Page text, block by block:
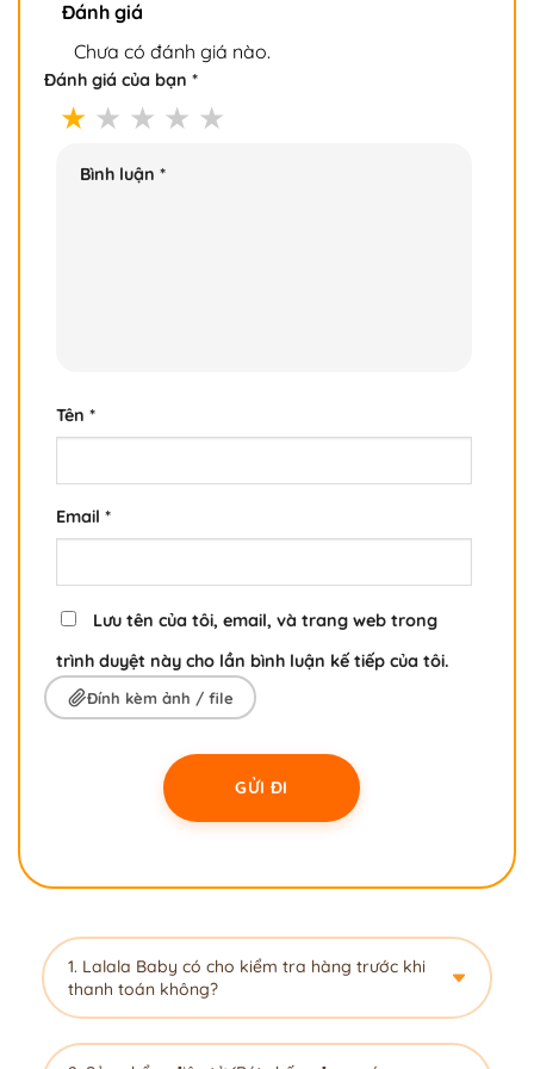
Đánh giá
Chưa có đánh giá nào.
Đánh giá của bạn *
Bình luận *
Tên *
Email *
Lưu tên của tôi, email, và trang web trong
trình duyệt này cho lần bình luận kế tiếp của tôi.
Đính kèm ảnh / file
1. Lalala Baby có cho kiểm tra hàng trước khi
thanh toán không?
khích ba mẹ kiểm tra kỹ sản phẩm (số lượng,